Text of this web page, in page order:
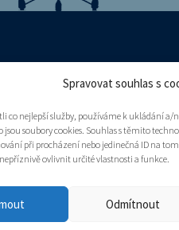
Spravovat souhlas s
co nejlepší služby, používáme k ukládání
jsou soubory cookies. Souhlas s těmito
při procházení nebo jedinečná ID na
ovlivnit určité vlastnosti a funkce.
Odmítnout
cookies (EU)